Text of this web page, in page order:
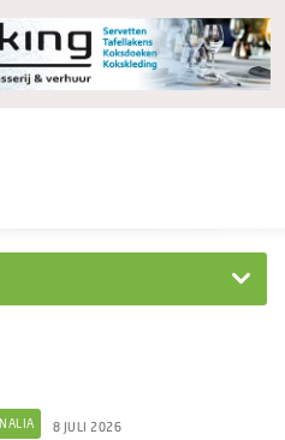
8 JULI 2026